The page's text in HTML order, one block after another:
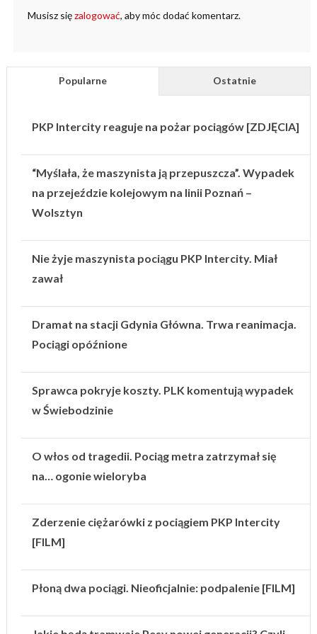
Musisz sięzalogować, aby móc dodać komentarz.
Popularne Ostatnie
PKP Intercity reaguje na pożar pociągów [ZDJĘCIA]
“Myślała, że maszynista ją przepuszcza”. Wypadek
na przejeździe kolejowym na linii Poznań –
Wolsztyn
Nie żyje maszynista pociągu PKP Intercity. Miał
zawał
Dramat na stacji Gdynia Główna. Trwa reanimacja.
Pociągi opóźnione
Sprawca pokryje koszty. PLK komentują wypadek
w Świebodzinie
O włos od tragedii. Pociąg metra zatrzymał się
na… ogonie wieloryba
Zderzenie ciężarówki z pociągiem PKP Intercity
[FILM]
Płoną dwa pociągi. Nieoficjalnie: podpalenie [FILM]